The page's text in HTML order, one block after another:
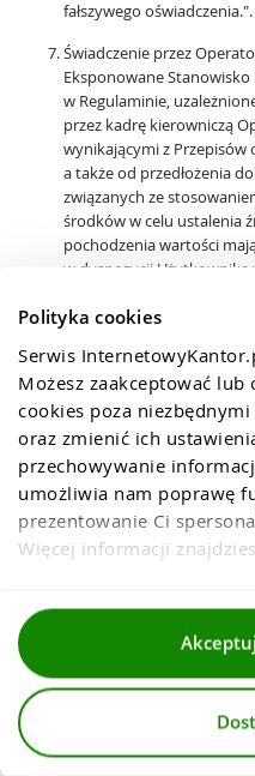
Polityka cookies
Serwis
Możesz zaakceptować
cookies poza
oraz zmienić ich
przechowywanie
umożliwia nam poprawę
prezentowanie Ci
Więcej informacji
fałszywego oświadczenia.".
Świadczenie przez
Eksponowane
w Regulaminie,
przez kadrę kierowniczą
wynikającymi z Przepisów
a także od przedłożenia
związanych ze
środków w celu ustalenia
pochodzenia wartości
w dyspozycji
określonymi w § 2 ust. 7
Beneficjenta
o przeciwdziałaniu praniu
Operator jest uprawniony
dodatkowych
Użytkownika. w
dokumentów, Operator
8. Usługa wymiany walut
Niezależnie od
żądać od Użytkownika
dokumentów w
obowiązującymi
Operator może być